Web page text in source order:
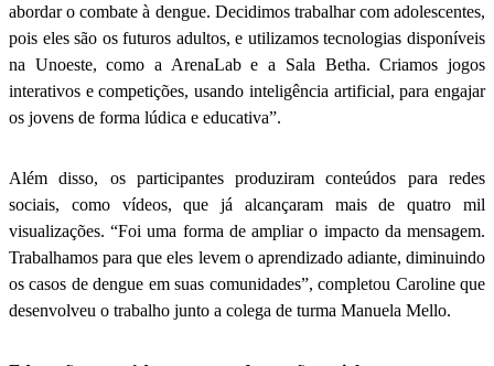
abordar o combate à dengue. Decidimos trabalhar com adolescentes,
pois eles são os futuros adultos, e utilizamos tecnologias disponíveis
na Unoeste, como a ArenaLab e a Sala Betha. Criamos jogos
interativos e competições, usando inteligência artificial, para engajar
os jovens de forma lúdica e educativa”.
Além disso, os participantes produziram conteúdos para redes
sociais, como vídeos, que já alcançaram mais de quatro mil
visualizações. “Foi uma forma de ampliar o impacto da mensagem.
Trabalhamos para que eles levem o aprendizado adiante, diminuindo
os casos de dengue em suas comunidades”, completou Caroline que
desenvolveu o trabalho junto a colega de turma Manuela Mello.